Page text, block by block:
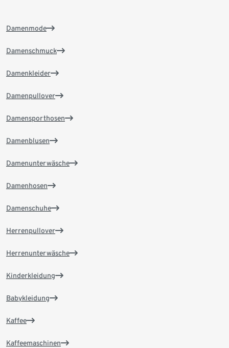
Damenmode
Damenschmuck
Damenkleider
Damenpullover
Damensporthosen
Damenblusen
Damenunterwäsche
Damenhosen
Damenschuhe
Herrenpullover
Herrenunterwäsche
Kinderkleidung
Babykleidung
Kaffee
Kaffeemaschinen